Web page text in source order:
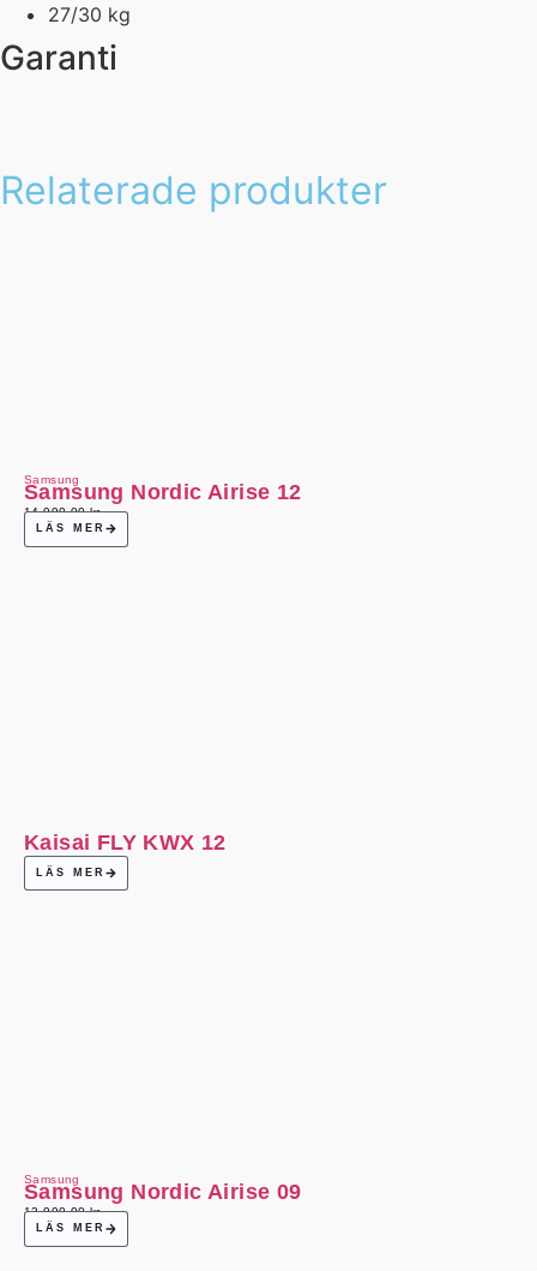
27/30 kg
Garanti
Relaterade produkter
Samsung
Samsung Nordic Airise 12
14 990,00kr
LÄS MER
Kaisai FLY KWX 12
LÄS MER
Samsung
Samsung Nordic Airise 09
13 990,00kr
LÄS MER